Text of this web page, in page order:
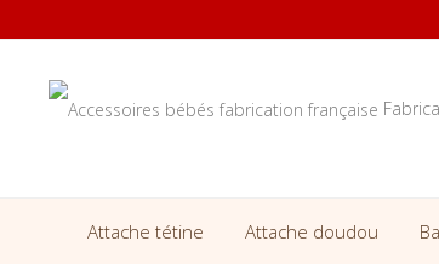
Attache tétine Attache doudou